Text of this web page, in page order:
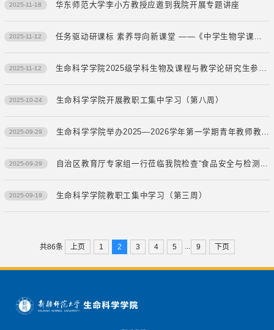
2025-11-18 华东师范大学李小方教授应邀到我院开展专题讲座
2025-11-12 任务驱动研课标 素养导向新课堂 ——《中学生物学课程与教材研究（义教课标）》专题研讨简报
2025-11-12 生命科学学院2025级学科生物及课程与教学论研究生参加乌鲁木齐市初中生物学教师十月教研活动
2025-10-24 生命科学学院开展教职工集中学习（第八周）
2025-09-29 生命科学学院举办2025—2026学年第一学期青年教师教学技能大赛
2025-09-29 自治区教育厅专家组一行莅临我院检查“食品安全与检测”新增专业实验空间及仪器设备建设情况
2025-09-19 生命科学学院教职工集中学习（第三周）
共86条 上页 1 2 3 4 5 9 下页